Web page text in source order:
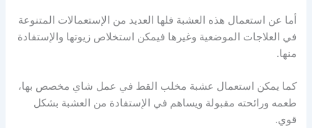
أما عن استعمال هذه العشبة فلها العديد من الإستعمالات المتنوعة
في العلاجات الموضعية وغيرها فيمكن استخلاص زيوتها والإستفادة
منها.
كما يمكن استعمال عشبة مخلب القط في عمل شاي مخصص بها،
طعمه ورائحته مقبولة ويساهم في الإستفادة من العشبة بشكل
قوي.